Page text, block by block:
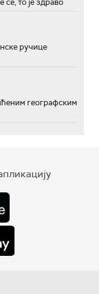
се, то је здраво
ручице
географским